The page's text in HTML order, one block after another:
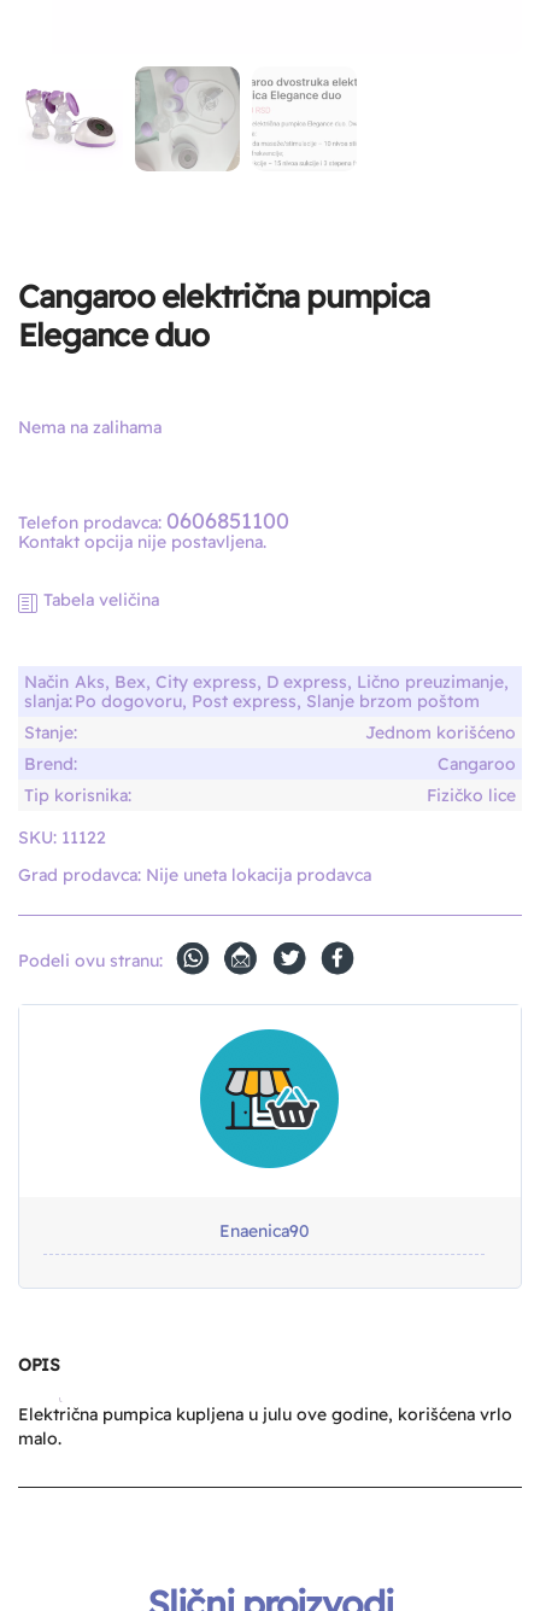
Enaenica90
Cangaroo električna pumpica
Elegance duo
Nema na zalihama
Telefon prodavca: 0606851100
Kontakt opcija nije postavljena.
Tabela veličina
Način
slanja:
Aks, Bex, City express, D express, Lično preuzimanje,
Po dogovoru, Post express, Slanje brzom poštom
Stanje:
Jednom korišćeno
Brend:
Cangaroo
Tip korisnika:
Fizičko lice
SKU: 11122
Grad prodavca: Nije uneta lokacija prodavca
Podeli ovu stranu:
OPIS
Električna pumpica kupljena u julu ove godine, korišćena vrlo
malo.